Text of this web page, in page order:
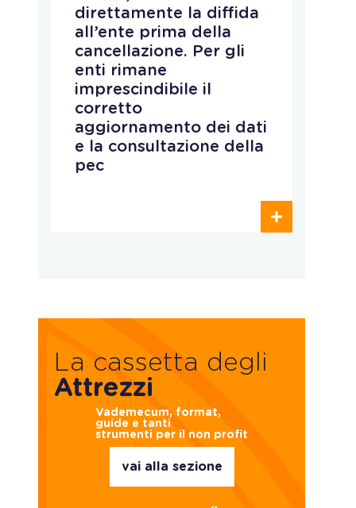
direttamente la diffida
all’ente prima della
cancellazione. Per gli
enti rimane
imprescindibile il
corretto
aggiornamento dei dati
e la consultazione della
pec
La cassetta degli
Attrezzi
Vademecum, format,
guide e tanti
strumenti per il non profit
vai alla sezione